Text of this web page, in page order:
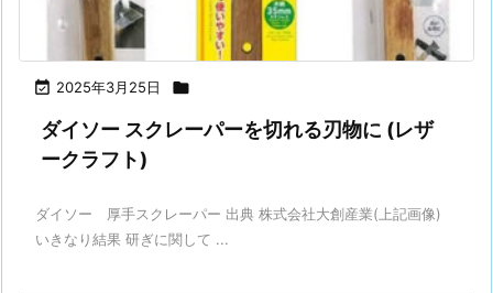
 2025年3月25日 
ダイソー スクレーパーを切れる刃物に (レザ
ークラフト)
ダイソー 厚手スクレーパー 出典 株式会社大創産業(上記画像)
いきなり結果 研ぎに関して ...